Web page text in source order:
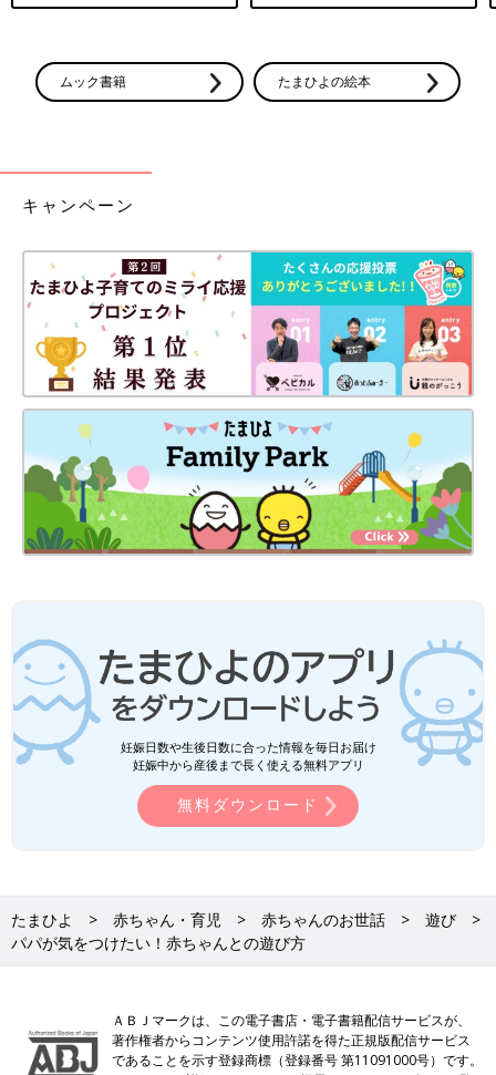
ムック書籍 たまひよの絵本
キャンペーン
妊娠日数や生後日数に合った情報を毎日お届け
妊娠中から産後まで長く使える無料アプリ
無料ダウンロード
たまひよ 赤ちゃん・育児 赤ちゃんのお世話
遊び
パパが気をつけたい！赤ちゃんとの遊び方
ＡＢＪマークは、この電子書店・電子書籍配信サービスが、
著作権者からコンテンツ使用許諾を得た正規版配信サービス
であることを示す登録商標（登録番号 第11091000号）です。